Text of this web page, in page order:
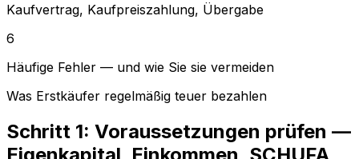
Kaufvertrag, Kaufpreiszahlung, Übergabe
6
Häufige Fehler — und wie Sie sie vermeiden
Was Erstkäufer regelmäßig teuer bezahlen
Schritt 1: Voraussetzungen prüfen —
Eigenkapital, Einkommen, SCHUFA